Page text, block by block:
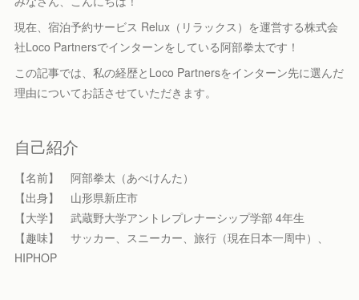
現在、宿泊予約サービス Relux（リラックス）を運営する株式会
社Loco Partnersでインターンをしている阿部拳太です！
この記事では、私の経歴とLoco Partnersをインターン先に選んだ
理由についてお話させていただきます。
自己紹介
【名前】 阿部拳太（あべけんた）
【出身】 山形県新庄市
【大学】 武蔵野大学アントレプレナーシップ学部 4年生
【趣味】 サッカー、スニーカー、旅行（現在日本一周中）、
HIPHOP